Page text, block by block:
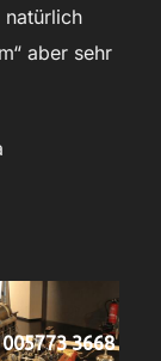
natürlich
aber sehr
3668